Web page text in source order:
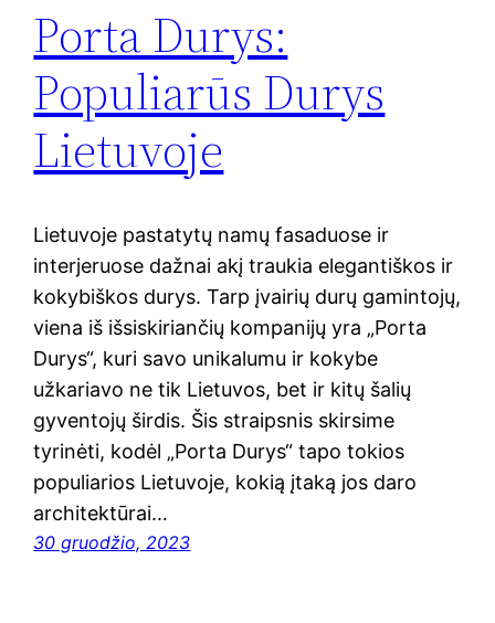
Porta Durys:
Populiarūs Durys
Lietuvoje
Lietuvoje pastatytų namų fasaduose ir
interjeruose dažnai akį traukia elegantiškos ir
kokybiškos durys. Tarp įvairių durų gamintojų,
viena iš išsiskiriančių kompanijų yra „Porta
Durys“, kuri savo unikalumu ir kokybe
užkariavo ne tik Lietuvos, bet ir kitų šalių
gyventojų širdis. Šis straipsnis skirsime
tyrinėti, kodėl „Porta Durys“ tapo tokios
populiarios Lietuvoje, kokią įtaką jos daro
architektūrai…
30 gruodžio, 2023